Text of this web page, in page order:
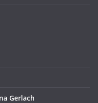
Gerlach